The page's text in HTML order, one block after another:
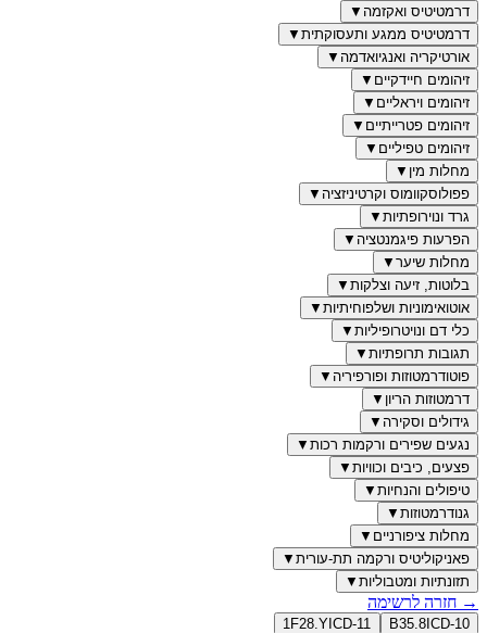
דרמטיטיס ואקזמה ▼
דרמטיטיס ממגע ותעסוקתית ▼
אורטיקריה ואנגיואדמה ▼
זיהומים חיידקיים ▼
זיהומים ויראליים ▼
זיהומים פטרייתיים ▼
זיהומים טפיליים ▼
מחלות מין ▼
פפולוסקוומוס וקרטיניזציה ▼
גרד ונוירופתיות ▼
הפרעות פיגמנטציה ▼
מחלות שיער ▼
בלוטות, זיעה וצלקות ▼
אוטואימוניות ושלפוחיתיות ▼
כלי דם ונויטרופיליות ▼
תגובות תרופתיות ▼
פוטודרמטוזות ופורפיריה ▼
דרמטוזות הריון ▼
גידולים וסקירה ▼
נגעים שפירים ורקמות רכות ▼
פצעים, כיבים וכוויות ▼
טיפולים והנחיות ▼
גנודרמטוזות ▼
מחלות ציפורניים ▼
פאניקוליטיס ורקמה תת-עורית ▼
תזונתיות ומטבוליות ▼
→ חזרה לרשימה
B35.8 ICD-10
1F28.Y ICD-11